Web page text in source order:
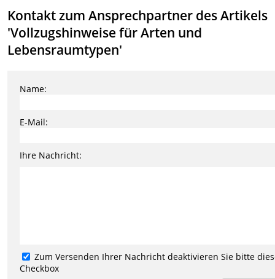
Kontakt zum Ansprechpartner des Artikels
'Vollzugshinweise für Arten und
Lebensraumtypen'
Name:
E-Mail:
Ihre Nachricht:
Zum Versenden Ihrer Nachricht deaktivieren Sie bitte
Checkbox